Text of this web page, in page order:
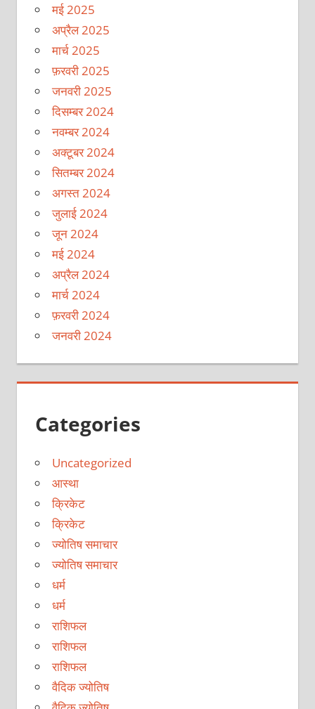
मई 2025
अप्रैल 2025
मार्च 2025
फ़रवरी 2025
जनवरी 2025
दिसम्बर 2024
नवम्बर 2024
अक्टूबर 2024
सितम्बर 2024
अगस्त 2024
जुलाई 2024
जून 2024
मई 2024
अप्रैल 2024
मार्च 2024
फ़रवरी 2024
जनवरी 2024
Categories
Uncategorized
आस्था
क्रिकेट
क्रिकेट
ज्योतिष समाचार
ज्योतिष समाचार
धर्म
धर्म
राशिफल
राशिफल
राशिफल
वैदिक ज्योतिष